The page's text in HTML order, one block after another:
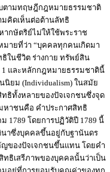
บตามทฤษฎีกฎหมายธรรมชาติ
มคิดเห็นต่อต้านลัทธิ
กษัตริย์ไม่ให้ใช้พระราช
มายที่ว่า “บุคคลทุกคนเกิดมา
ในชีวิต ร่างกาย ทรัพย์สิน
และหลักกฎหมายธรรมชาตินี้
ยม (Individualism) ในสมัย
ธิทั้งหลายของปัจเจกชนซึ่งจุด
หาชนคือ คำประกาศสิทธิ
1789 โดยการปฏิวัติปี 1789 นี้
นาซึ่งบุคคลขึ้นอยู่กับฐานันดร
ของปัจเจกชนขึ้นแทน โดยคำ
ธิเสรีภาพของบุคคลนั้นว่าเป็น